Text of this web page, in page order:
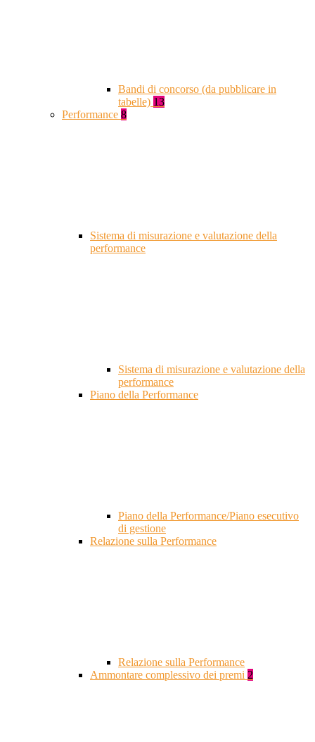
Bandi di concorso (da pubblicare in
tabelle) 13
Performance 8
Sistema di misurazione e valutazione della
performance
Sistema di misurazione e valutazione della
performance
Piano della Performance
Piano della Performance/Piano esecutivo
di gestione
Relazione sulla Performance
Relazione sulla Performance
Ammontare complessivo dei premi 2